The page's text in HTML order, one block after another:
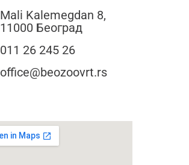
Mali Kalemegdan 8,
11000 Београд
011 26 245 26
office@beozoovrt.rs